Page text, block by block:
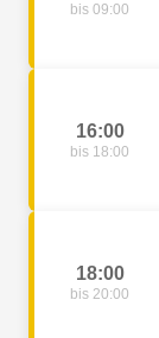
bis 09:00
16:00
bis 18:00
18:00
bis 20:00